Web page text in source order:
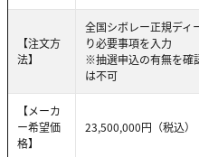
【注文方
法】
全国シボレー正規ディ
り必要事項を入力
※抽選申込の有無を確
は不可
【メーカ
ー希望価
格】
23,500,000円（税込）